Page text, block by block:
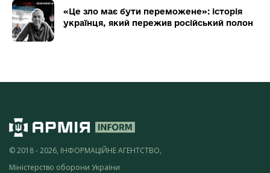
«Це зло має бути переможене»: історія
українця, який пережив російський полон
© 2018 - 2026, ІНФОРМАЦІЙНЕ АГЕНТСТВО,
Міністерство оборони України